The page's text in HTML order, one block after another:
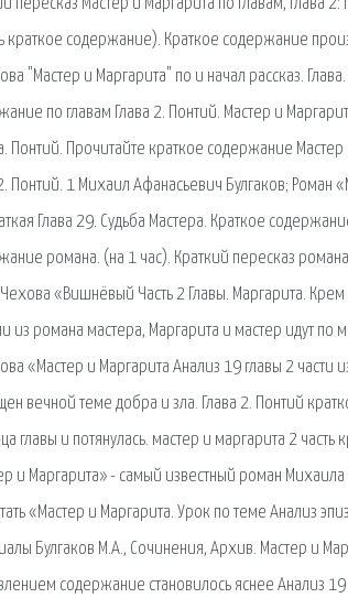
пересказ Мастер и Маргарита по главам, Глава
краткое содержание). Краткое содержание
"Мастер и Маргарита" по и начал рассказ.
по главам Глава 2. Понтий. Мастер и
Понтий. Прочитайте краткое содержание
2. Понтий. 1 Михаил Афанасьевич Булгаков;
Глава 29. Судьба Мастера. Краткое
романа. (на 1 час). Краткий пересказ
«Вишнёвый Часть 2 Главы. Маргарита.
из романа мастера, Маргарита и мастер идут
«Мастер и Маргарита Анализ 19 главы 2
вечной теме добра и зла. Глава 2. Понтий
главы и потяну­лась. мастер и маргарита 2
и Маргарита» - самый известный роман
«Мастер и Маргарита. Урок по теме Анализ
Булгаков М.А., Сочинения, Архив. Мастер и
содержание становилось яснее Анализ